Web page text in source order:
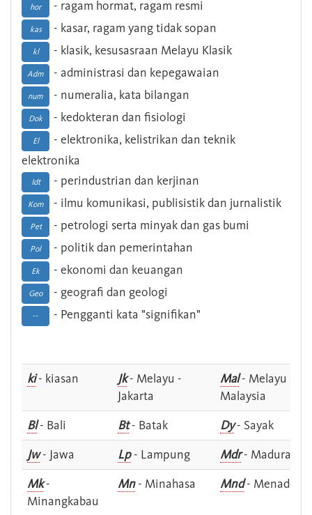
hor - ragam hormat, ragam resmi
kas - kasar, ragam yang tidak sopan
kl - klasik, kesusasraan Melayu Klasik
Adm - administrasi dan kepegawaian
num - numeralia, kata bilangan
Dok - kedokteran dan fisiologi
El
- elektronika, kelistrikan dan teknik
elektronika
Idt - perindustrian dan kerjinan
Kom - ilmu komunikasi, publisistik dan jurnalistik
Pet - petrologi serta minyak dan gas bumi
Pol - politik dan pemerintahan
Ek - ekonomi dan keuangan
Geo - geografi dan geologi
-- - Pengganti kata "signifikan"
ki- kiasan Jk- Melayu -
Jakarta
Mal- Melayu -
Malaysia
Bl- Bali Bt- Batak Dy- Sayak
Jw- Jawa Lp- Lampung Mdr- Madura
Mk-
Minangkabau
Mn- Minahasa Mnd- Menado